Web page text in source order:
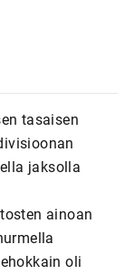
tasaisen
jaksolla
ainoan
oli